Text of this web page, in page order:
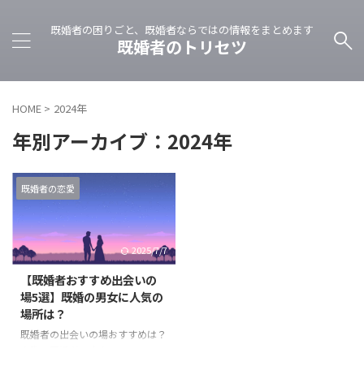
既婚者の困りごと、既婚者ならではの情報をまとめます
既婚者のトリセツ
HOME > 2024年
年別アーカイブ：2024年
既婚者の恋愛
2025/7/7
【既婚者おすすめ出会いの
場5選】既婚の男女に人気の
場所は？
既婚者の出会いの場おすすめは？